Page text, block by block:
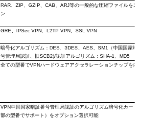
RAR、 ZIP、 GZIP、 CAB ARJ等の一般的な圧縮ファイルをス
ン
GRE IPSec VPN、 L2TP VPN、 SSL VPN
暗号化アルゴリズム： DES、 3DES、 AES、 SM1
（中国国家暗
号管理局認証、旧SCB2)/認証アルゴリズム： SHA-1
MD5
全ての型番でVPNハードウェアアクセラレーションチップを内
VPN中国国家暗証番号管理局認証のアルゴリズム暗号化カード
部の型番でサポート）をオプション選択可能